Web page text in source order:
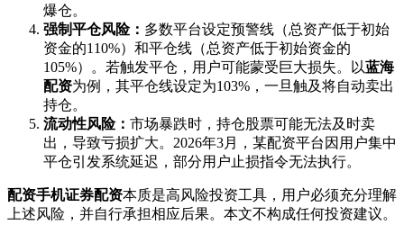
爆仓。
强制平仓风险： 多数平台设定预警线（总资产低于初始
资金的110%）和平仓线（总资产低于初始资金的
105%）。若触发平仓，用户可能蒙受巨大损失。以蓝海
配资为例，其平仓线设定为103%，一旦触及将自动卖出
持仓。
流动性风险： 市场暴跌时，持仓股票可能无法及时卖
出，导致亏损扩大。2026年3月，某配资平台因用户集中
平仓引发系统延迟，部分用户止损指令无法执行。
配资手机证券配资本质是高风险投资工具，用户必须充分理解
上述风险，并自行承担相应后果。本文不构成任何投资建议。